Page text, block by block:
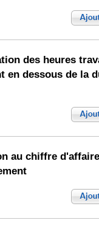
des heures
en dessous de la
au chiffre